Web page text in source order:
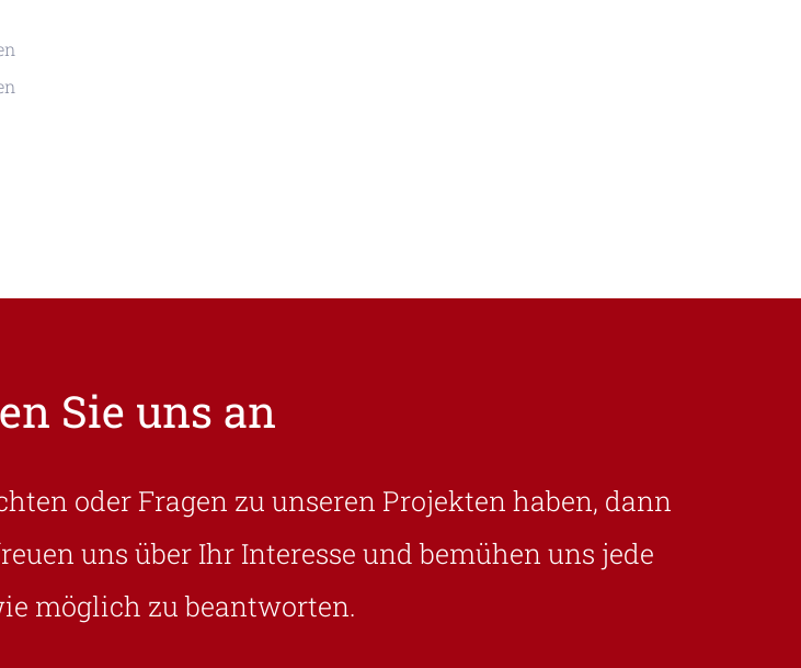
Sie uns an
oder Fragen zu unseren Projekten haben, dann
uns über Ihr Interesse und bemühen uns jede
möglich zu beantworten.